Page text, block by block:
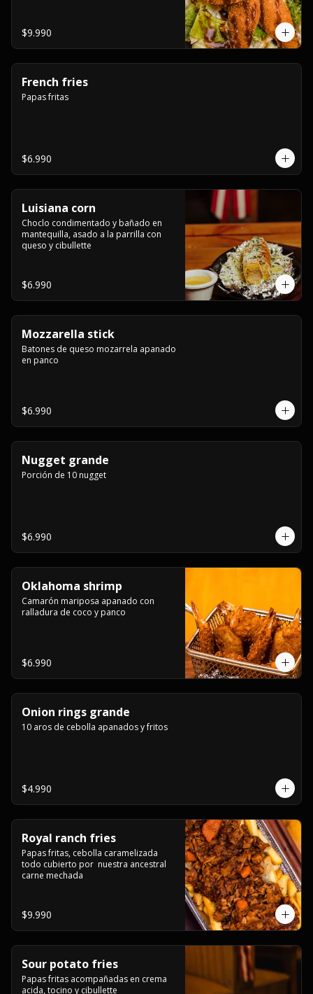
$9.990
French fries
Papas fritas
$6.990
Luisiana corn
Choclo condimentado y bañado en
mantequilla, asado a la parrilla con
queso y cibullette
$6.990
Mozzarella stick
Batones de queso mozarrela apanado
en panco
$6.990
Nugget grande
Porción de 10 nugget
$6.990
Oklahoma shrimp
Camarón mariposa apanado con
ralladura de coco y panco
$6.990
Onion rings grande
10 aros de cebolla apanados y fritos
$4.990
Royal ranch fries
Papas fritas, cebolla caramelizada
todo cubierto por  nuestra ancestral
carne mechada
$9.990
Sour potato fries
Papas fritas acompañadas en crema
acida, tocino y cibullette